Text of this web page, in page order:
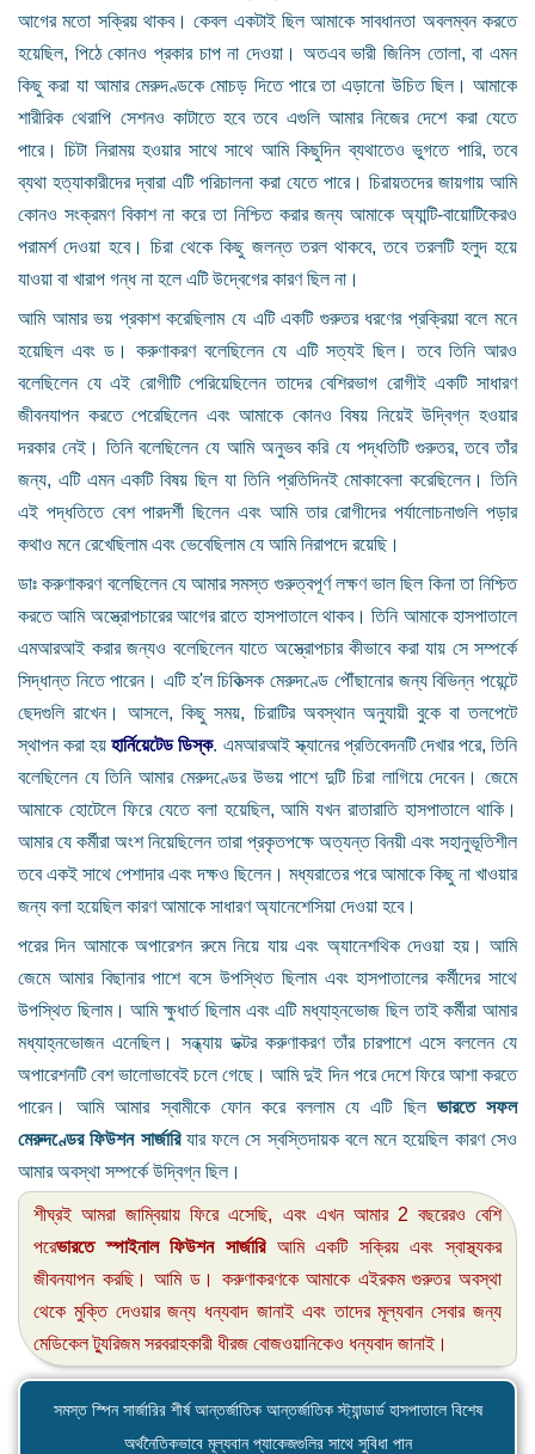
আগের মতো সক্রিয় থাকব। কেবল একটাই ছিল আমাকে সাবধানতা অবলম্বন করতে
হয়েছিল, পিঠে কোনও প্রকার চাপ না দেওয়া। অতএব ভারী জিনিস তোলা, বা এমন
কিছু করা যা আমার মেরুদণ্ডকে মোচড় দিতে পারে তা এড়ানো উচিত ছিল। আমাকে
শারীরিক থেরাপি সেশনও কাটাতে হবে তবে এগুলি আমার নিজের দেশে করা যেতে
পারে। চিটা নিরাময় হওয়ার সাথে সাথে আমি কিছুদিন ব্যথাতেও ভুগতে পারি, তবে
ব্যথা হত্যাকারীদের দ্বারা এটি পরিচালনা করা যেতে পারে। চিরায়তদের জায়গায় আমি
কোনও সংক্রমণ বিকাশ না করে তা নিশ্চিত করার জন্য আমাকে অ্যান্টি-বায়োটিকেরও
পরামর্শ দেওয়া হবে। চিরা থেকে কিছু জলন্ত তরল থাকবে, তবে তরলটি হলুদ হয়ে
যাওয়া বা খারাপ গন্ধ না হলে এটি উদ্বেগের কারণ ছিল না।
আমি আমার ভয় প্রকাশ করেছিলাম যে এটি একটি গুরুতর ধরণের প্রক্রিয়া বলে মনে
হয়েছিল এবং ড। করুণাকরণ বলেছিলেন যে এটি সত্যই ছিল। তবে তিনি আরও
বলেছিলেন যে এই রোগীটি পেরিয়েছিলেন তাদের বেশিরভাগ রোগীই একটি সাধারণ
জীবনযাপন করতে পেরেছিলেন এবং আমাকে কোনও বিষয় নিয়েই উদ্বিগ্ন হওয়ার
দরকার নেই। তিনি বলেছিলেন যে আমি অনুভব করি যে পদ্ধতিটি গুরুতর, তবে তাঁর
জন্য, এটি এমন একটি বিষয় ছিল যা তিনি প্রতিদিনই মোকাবেলা করেছিলেন। তিনি
এই পদ্ধতিতে বেশ পারদর্শী ছিলেন এবং আমি তার রোগীদের পর্যালোচনাগুলি পড়ার
কথাও মনে রেখেছিলাম এবং ভেবেছিলাম যে আমি নিরাপদে রয়েছি।
ডাঃ করুণাকরণ বলেছিলেন যে আমার সমস্ত গুরুত্বপূর্ণ লক্ষণ ভাল ছিল কিনা তা নিশ্চিত
করতে আমি অস্ত্রোপচারের আগের রাতে হাসপাতালে থাকব। তিনি আমাকে হাসপাতালে
এমআরআই করার জন্যও বলেছিলেন যাতে অস্ত্রোপচার কীভাবে করা যায় সে সম্পর্কে
সিদ্ধান্ত নিতে পারেন। এটি হ'ল চিকিত্সক মেরুদণ্ডে পৌঁছানোর জন্য বিভিন্ন পয়েন্টে
ছেদগুলি রাখেন। আসলে, কিছু সময়, চিরাটির অবস্থান অনুযায়ী বুকে বা তলপেটে
স্থাপন করা হয়হার্নিয়েটেড ডিস্ক. এমআরআই স্ক্যানের প্রতিবেদনটি দেখার পরে, তিনি
বলেছিলেন যে তিনি আমার মেরুদণ্ডের উভয় পাশে দুটি চিরা লাগিয়ে দেবেন। জেমে
আমাকে হোটেলে ফিরে যেতে বলা হয়েছিল, আমি যখন রাতারাতি হাসপাতালে থাকি।
আমার যে কর্মীরা অংশ নিয়েছিলেন তারা প্রকৃতপক্ষে অত্যন্ত বিনয়ী এবং সহানুভূতিশীল
তবে একই সাথে পেশাদার এবং দক্ষও ছিলেন। মধ্যরাতের পরে আমাকে কিছু না খাওয়ার
জন্য বলা হয়েছিল কারণ আমাকে সাধারণ অ্যানেশেসিয়া দেওয়া হবে।
পরের দিন আমাকে অপারেশন রুমে নিয়ে যায় এবং অ্যানেশথিক দেওয়া হয়। আমি
জেমে আমার বিছানার পাশে বসে উপস্থিত ছিলাম এবং হাসপাতালের কর্মীদের সাথে
উপস্থিত ছিলাম। আমি ক্ষুধার্ত ছিলাম এবং এটি মধ্যাহ্নভোজ ছিল তাই কর্মীরা আমার
মধ্যাহ্নভোজন এনেছিল। সন্ধ্যায় ডক্টর করুণাকরণ তাঁর চারপাশে এসে বললেন যে
অপারেশনটি বেশ ভালোভাবেই চলে গেছে। আমি দুই দিন পরে দেশে ফিরে আশা করতে
পারেন। আমি আমার স্বামীকে ফোন করে বললাম যে এটি ছিল ভারতে সফল
মেরুদণ্ডের ফিউশন সার্জারিযার ফলে সে স্বস্তিদায়ক বলে মনে হয়েছিল কারণ সেও
আমার অবস্থা সম্পর্কে উদ্বিগ্ন ছিল।
শীঘ্রই আমরা জাম্বিয়ায় ফিরে এসেছি, এবং এখন আমার 2 বছরেরও বেশি
পরেভারতে স্পাইনাল ফিউশন সার্জারিআমি একটি সক্রিয় এবং স্বাস্থ্যকর
জীবনযাপন করছি। আমি ড। করুণাকরণকে আমাকে এইরকম গুরুতর অবস্থা
থেকে মুক্তি দেওয়ার জন্য ধন্যবাদ জানাই এবং তাদের মূল্যবান সেবার জন্য
মেডিকেল ট্যুরিজম সরবরাহকারী ধীরজ বোজওয়ানিকেও ধন্যবাদ জানাই।
সমস্ত স্পিন সার্জারির শীর্ষ আন্তর্জাতিক আন্তর্জাতিক স্ট্যান্ডার্ড হাসপাতালে বিশেষ
অর্থনৈতিকভাবে মূল্যবান প্যাকেজগুলির সাথে সুবিধা পান